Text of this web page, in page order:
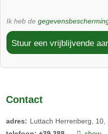
Ik heb de
Stuur een vrijblijvende
Contact
adres: Luttach Herrenberg, 10